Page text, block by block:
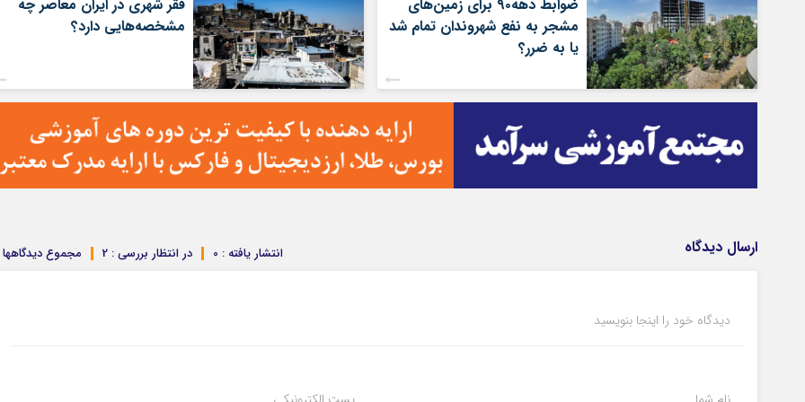
ضوابط دهه۹۰ برای زمین‌های
مشجر به نفع شهروندان تمام شد
یا به ضرر؟
فقر شهری در ایران معاصر چه
مشخصه‌هایی دارد؟
ارسال دیدگاه مجموع دیدگاهها در انتظار بررسی : 2 انتشار یافته : 0
دیدگاه خود را اینجا بنویسید